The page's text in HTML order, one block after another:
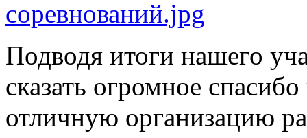
Подводя итоги нашего
сказать огромное
отличную организацию